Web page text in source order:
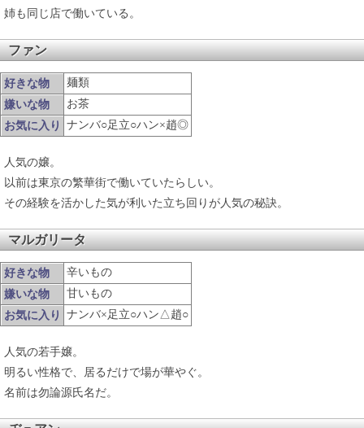
姉も同じ店で働いている。
ファン
好きな物
麺類
嫌いな物
お茶
お気に入り
ナンバ○足立○ハン×趙◎
人気の嬢。
以前は東京の繁華街で働いていたらしい。
その経験を活かした気が利いた立ち回りが人気の秘訣。
マルガリータ
好きな物
辛いもの
嫌いな物
甘いもの
お気に入り
ナンバ×足立○ハン△趙○
人気の若手嬢。
明るい性格で、居るだけで場が華やぐ。
名前は勿論源氏名だ。